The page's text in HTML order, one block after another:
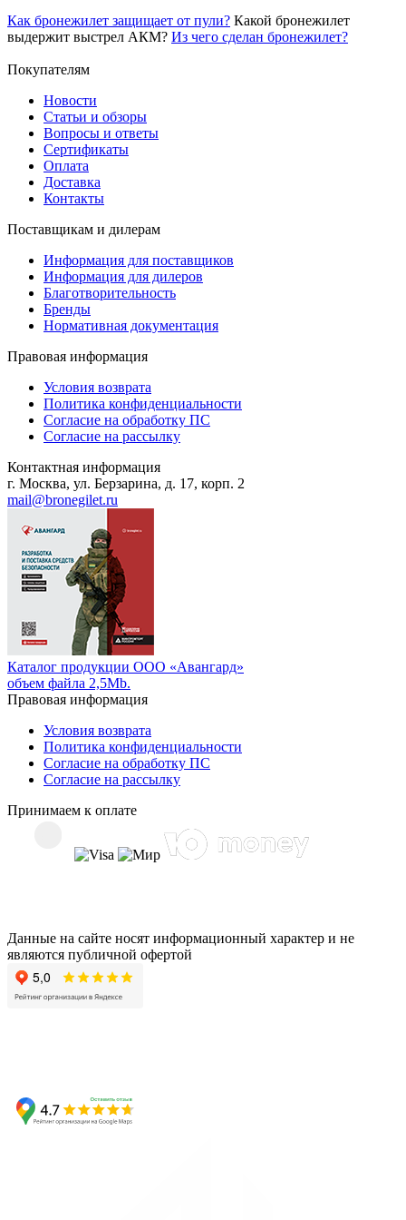
Как бронежилет защищает от пули? Какой бронежилет
выдержит выстрел АКМ? Из чего сделан бронежилет?
Покупателям
Новости
Статьи и обзоры
Вопросы и ответы
Сертификаты
Оплата
Доставка
Контакты
Поставщикам и дилерам
Информация для поставщиков
Информация для дилеров
Благотворительность
Бренды
Нормативная документация
Правовая информация
Условия возврата
Политика конфиденциальности
Согласие на обработку ПС
Согласие на рассылку
Контактная информация
г. Москва, ул. Берзарина, д. 17, корп. 2
mail@bronegilet.ru
Каталог продукции ООО «Авангард»
объем файла 2,5Mb.
Правовая информация
Условия возврата
Политика конфиденциальности
Согласие на обработку ПС
Согласие на рассылку
Принимаем к оплате
Данные на сайте носят информационный характер и не
являются публичной офертой